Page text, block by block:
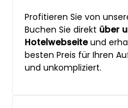
Profitieren Sie von
Buchen Sie direkt über
Hotelwebseiteund
besten Preis für Ihren
und unkompliziert.